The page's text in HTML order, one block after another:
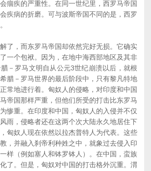
痼疾的严重性。在同一世纪里，西罗马帝国
疾病的折磨。可与波斯帝国不同的是，西罗
，而东罗马帝国却依然完好无损。它确实
一个包袱。因为，在地中海西部地区及其非
－罗马文明自从公元3世纪崩溃以后，就根
腊－罗马世界的最后阶段中，只有黎凡特地
常地进行着。匈奴人的侵略，对印度和中国
帝国那样严重，但他们所受的打击比东罗马
惨重。在印度和中国，匈奴人的入侵并不仅
雨，侵略者还在这两个次大陆永久地居住下
匈奴人现在依然以拉杰普特人为代表。这些
，并融入刹帝利种姓之中，就象过去侵入印
样（例如塞人和钵罗钵人）。在中国，蛮族
了。但是，匈奴对中国的打击格外沉重。渭